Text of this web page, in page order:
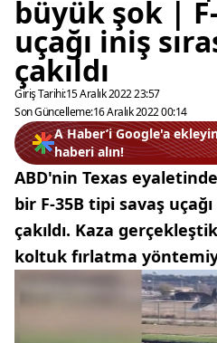
büyük şok |
uçağı iniş
çakıldı
Giriş Tarihi:15 Aralık 2022 23:57
Son Güncelleme:16 Aralık 2022 00:14
A Haber’i Google'a
haberi alın!
ABD'nin Texas
bir F-35B tipi savaş
çakıldı. Kaza
koltuk fırlatma